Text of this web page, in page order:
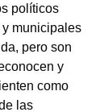
políticos
municipales
pero son
y
como
las